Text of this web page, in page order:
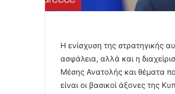
Η ενίσχυση της στρατηγικής
ασφάλεια, αλλά και η
Μέσης Ανατολής και θέματα
είναι οι βασικοί άξονες της